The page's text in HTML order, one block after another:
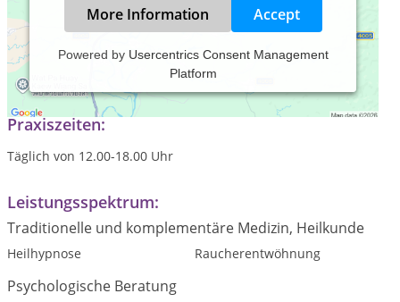
More Information Accept
Powered by Usercentrics Consent Management
Platform
Hypnose und Gesprächstherapie
Praxiszeiten:
Täglich von 12.00-18.00 Uhr
Leistungsspektrum:
Traditionelle und komplementäre Medizin, Heilkunde
Heilhypnose Raucherentwöhnung
Psychologische Beratung